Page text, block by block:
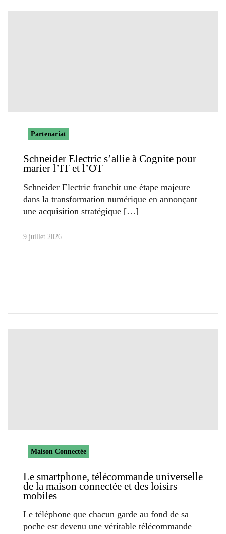
Partenariat
Schneider Electric s’allie à Cognite pour
marier l’IT et l’OT
Schneider Electric franchit une étape majeure
dans la transformation numérique en annonçant
une acquisition stratégique
9 juillet 2026
Maison Connectée
Le smartphone, télécommande universelle
de la maison connectée et des loisirs
mobiles
Le téléphone que chacun garde au fond de sa
poche est devenu une véritable télécommande